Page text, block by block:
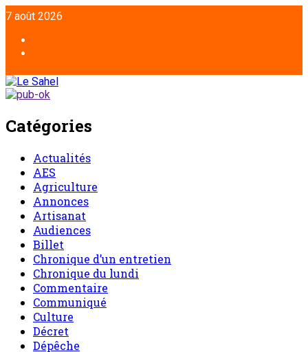
7 août 2026
Catégories
Actualités
AES
Agriculture
Annonces
Artisanat
Audiences
Billet
Chronique d’un entretien
Chronique du lundi
Commentaire
Communiqué
Culture
Décret
Dépêche